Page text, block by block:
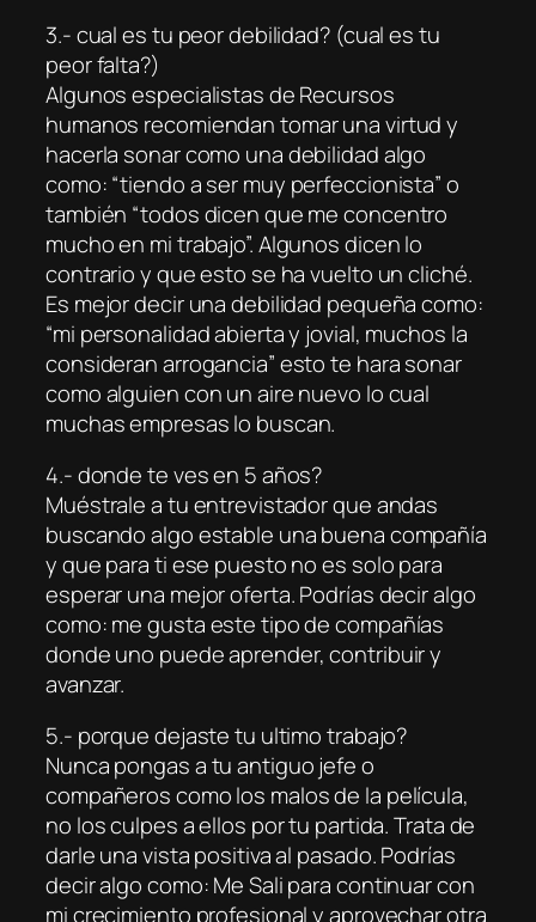
3.- cual es tu peor debilidad? (cual es tu
peor falta?)
Algunos especialistas de Recursos
humanos recomiendan tomar una virtud y
hacerla sonar como una debilidad algo
como: “tiendo a ser muy perfeccionista” o
también “todos dicen que me concentro
mucho en mi trabajo”. Algunos dicen lo
contrario y que esto se ha vuelto un cliché.
Es mejor decir una debilidad pequeña como:
“mi personalidad abierta y jovial, muchos la
consideran arrogancia” esto te hara sonar
como alguien con un aire nuevo lo cual
muchas empresas lo buscan.
4.- donde te ves en 5 años?
Muéstrale a tu entrevistador que andas
buscando algo estable una buena compañía
y que para ti ese puesto no es solo para
esperar una mejor oferta. Podrías decir algo
como: me gusta este tipo de compañías
donde uno puede aprender, contribuir y
avanzar.
5.- porque dejaste tu ultimo trabajo?
Nunca pongas a tu antiguo jefe o
compañeros como los malos de la película,
no los culpes a ellos por tu partida. Trata de
darle una vista positiva al pasado. Podrías
decir algo como: Me Sali para continuar con
mi crecimiento profesional y aprovechar otra